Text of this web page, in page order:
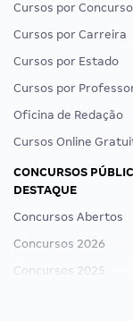
Cursos por Concurso
Cursos por Carreira
Cursos por Estado
Cursos por
Oficina de Redação
Cursos Online
CONCURSOS
DESTAQUE
Concursos Abertos
Concursos 2026
Concursos 2025